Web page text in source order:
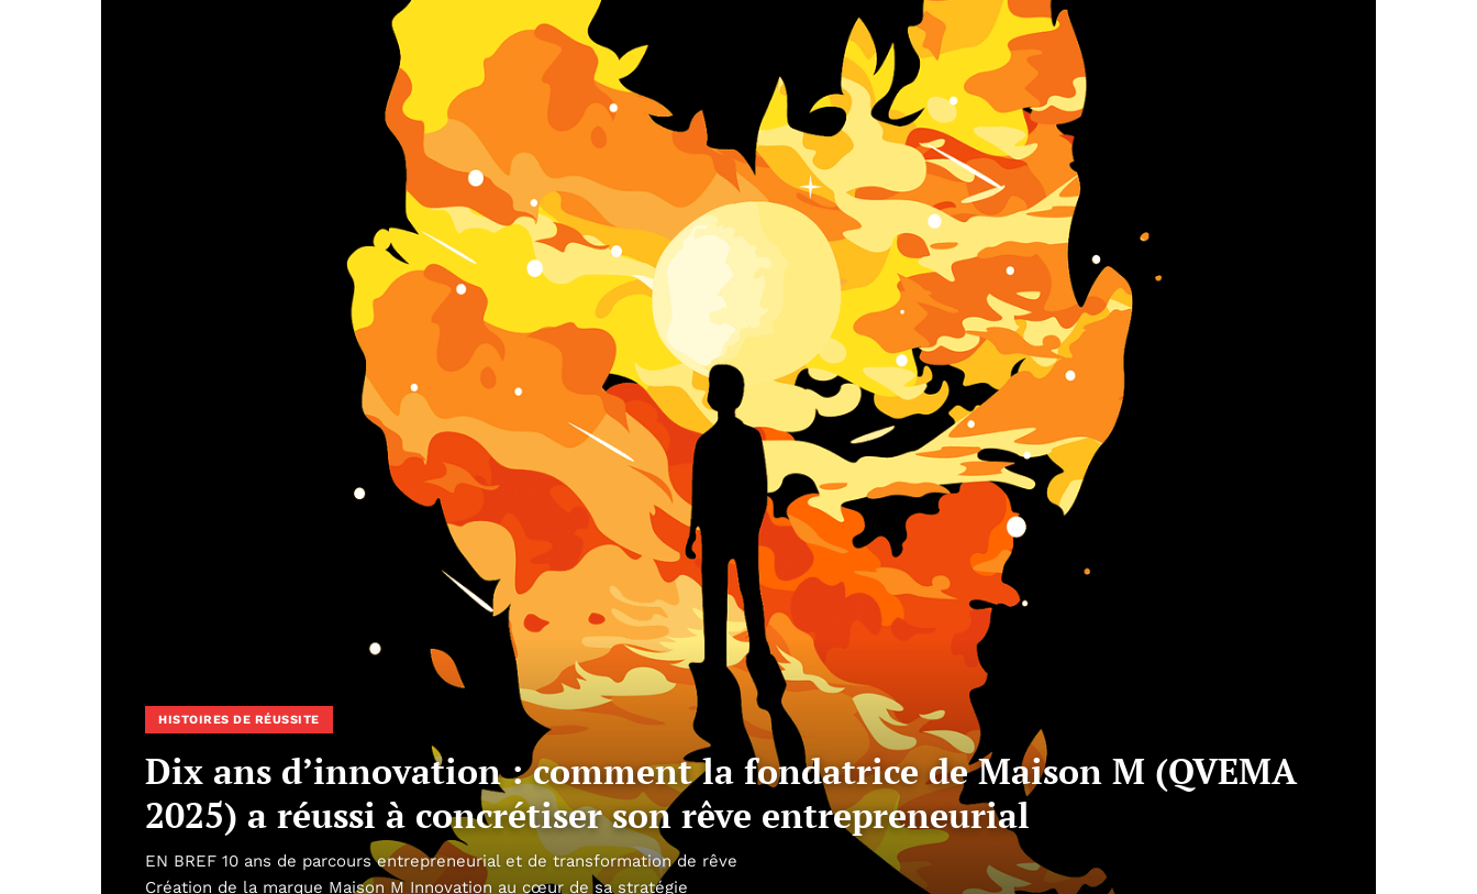
HISTOIRES DE RÉUSSITE
Dix ans d’innovation : comment la fondatrice de Maison M (QVEMA
2025) a réussi à concrétiser son rêve entrepreneurial
EN BREF 10 ans de parcours entrepreneurial et de transformation de rêve
Création de la marque Maison M Innovation au cœur de sa stratégie